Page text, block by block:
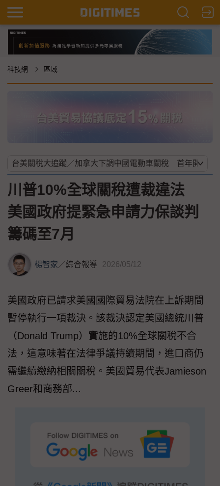
科技網 區域
川普10%全球關稅遭裁違法
美國政府提緊急申請力保談判
籌碼至7月
楊智家 ／綜合報導 2026/05/12
美國政府已請求美國國際貿易法院在上訴期間
暫停執行一項裁決。該裁決認定美國總統川普
（Donald Trump）實施的10%全球關稅不合
法，這意味著在法律爭議持續期間，進口商仍
需繼續繳納相關關稅。美國貿易代表Jamieson
Greer和商務部...